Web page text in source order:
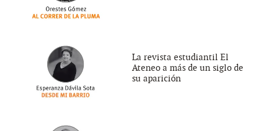
La revista estudiantil El
Ateneo a más de un siglo de
su aparición